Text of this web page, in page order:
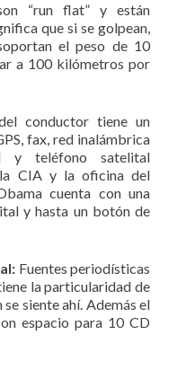
“run flat” y están
que si se golpean,
el peso de 10
a 100 kilómetros por
conductor tiene un
fax, red inalámbrica
y teléfono satelital
CIA y la oficina del
cuenta con una
y hasta un botón de
Fuentes periodísticas
la particularidad de
siente ahí. Además el
espacio para 10 CD